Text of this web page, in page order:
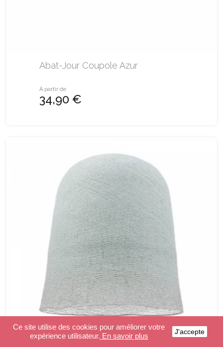
Abat-Jour Coupole Azur
À partir de
34,90 €
Ce site utilise des cookies pour améliorer votre
expérience utilisateur. En savoir plus J'accepte